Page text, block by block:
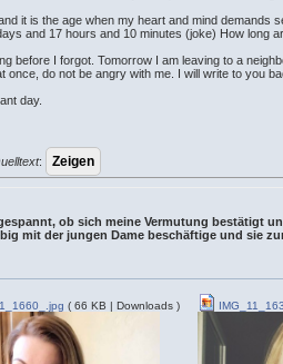
it is the age when my heart and mind
and 17 hours and 10 minutes (joke) How long
before I forgot. Tomorrow I am leaving to a
once, do not be angry with me. I will write to you
day.
:
ob sich meine Vermutung bestätigt
mit der jungen Dame beschäftige und sie
( 66 KB | Downloads )